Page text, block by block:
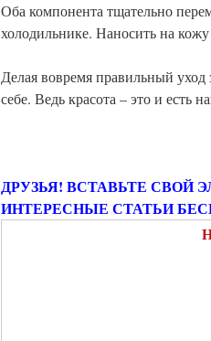
Оба компонента тщательно
холодильнике. Наносить на
Делая вовремя правильный
себе. Ведь красота – это и есть
ДРУЗЬЯ! ВСТАВЬТЕ СВОЙ
ИНТЕРЕСНЫЕ СТАТЬИ